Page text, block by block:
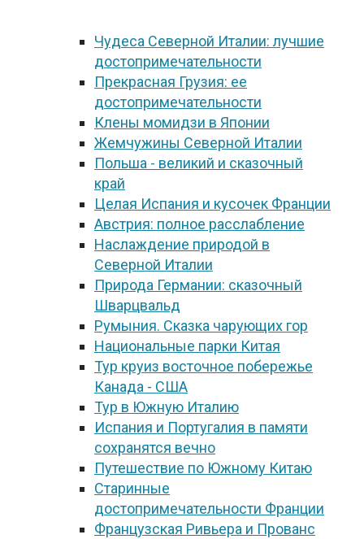
Чудеса Северной Италии: лучшие
достопримечательности
Прекрасная Грузия: ее
достопримечательности
Клены момидзи в Японии
Жемчужины Северной Италии
Польша - великий и сказочный
край
Целая Испания и кусочек Франции
Австрия: полное расслабление
Наслаждение природой в
Северной Италии
Природа Германии: сказочный
Шварцвальд
Румыния. Сказка чарующих гор
Национальные парки Китая
Тур круиз восточное побережье
Канада - США
Тур в Южную Италию
Испания и Португалия в памяти
сохранятся вечно
Путешествие по Южному Китаю
Старинные
достопримечательности Франции
Французская Ривьера и Прованс